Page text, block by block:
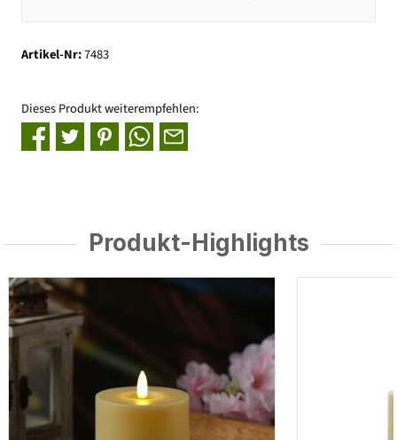
Artikel-Nr:7483
Dieses Produkt weiterempfehlen:
Produkt-Highlights